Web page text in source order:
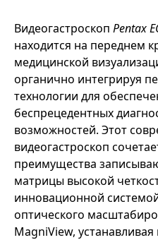
Видеогастроскоп Pentax
находится на переднем
медицинской
органично интегрируя
технологии для
беспрецедентных
возможностей. Этот
видеогастроскоп
преимущества
матрицы высокой
инновационной
оптического
MagniView,